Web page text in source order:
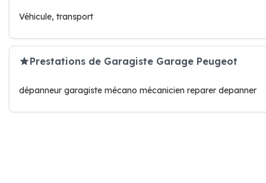
Véhicule, transport
Prestations de Garagiste Garage Peugeot
dépanneur garagiste mécano mécanicien reparer depanner